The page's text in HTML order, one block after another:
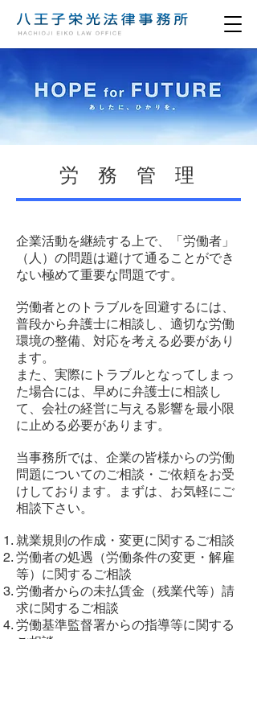
労務管理
企業活動を継続する上で、「労働者」
（人）の問題は避けて通ることができ
ない極めて重要な問題です。
労働者とのトラブルを回避するには、
普段から弁護士に相談し、適切な労働
環境の整備、対応を考える必要があり
ます。
また、実際にトラブルとなってしまっ
た場合には、早めに弁護士に相談し
て、会社の経営に与える影響を最小限
に止める必要があります。
当事務所では、企業の皆様からの労働
問題についてのご相談・ご依頼をお受
けしております。まずは、お気軽にご
相談下さい。
就業規則の作成・変更に関するご相談
労働者の処遇（労働条件の変更・解雇
等）に関するご相談
労働者からの未払賃金（残業代等）請
求に関するご相談
労働基準監督署からの指導等に関する
ご相談